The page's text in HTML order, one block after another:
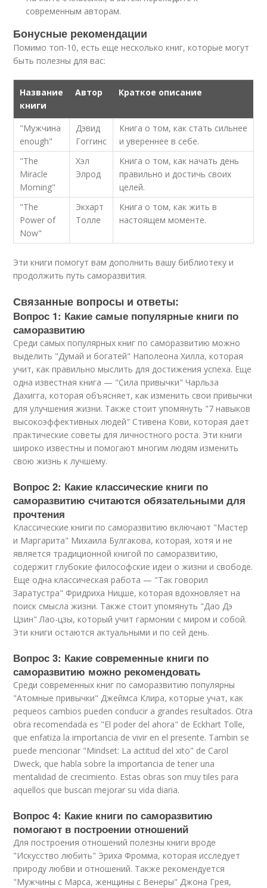
современным авторам.
Бонусные рекомендации
Помимо топ-10, есть еще несколько книг, которые могут
быть полезны для вас:
Название
книги
Автор Краткое описание
"Мужчина
enough"
Дэвид
Гоггинс
Книга о том, как стать сильнее
и увереннее в себе.
"The
Miracle
Morning"
Хэл
Элрод
Книга о том, как начать день
правильно и достичь своих
целей.
"The
Power of
Now"
Экхарт
Толле
Книга о том, как жить в
настоящем моменте.
Эти книги помогут вам дополнить вашу библиотеку и
продолжить путь саморазвития.
Связанные вопросы и ответы:
Вопрос 1: Какие самые популярные книги по
саморазвитию
Среди самых популярных книг по саморазвитию можно
выделить "Думай и богатей" Наполеона Хилла, которая
учит, как правильно мыслить для достижения успеха. Еще
одна известная книга — "Сила привычки" Чарльза
Дахигга, которая объясняет, как изменить свои привычки
для улучшения жизни. Также стоит упомянуть "7 навыков
высокоэффективных людей" Стивена Кови, которая дает
практические советы для личностного роста. Эти книги
широко известны и помогают многим людям изменить
свою жизнь к лучшему.
Вопрос 2: Какие классические книги по
саморазвитию считаются обязательными для
прочтения
Классические книги по саморазвитию включают "Мастер
и Маргарита" Михаила Булгакова, которая, хотя и не
является традиционной книгой по саморазвитию,
содержит глубокие философские идеи о жизни и свободе.
Еще одна классическая работа — "Так говорил
Заратустра" Фридриха Ницше, которая вдохновляет на
поиск смысла жизни. Также стоит упомянуть "Дао Дэ
Цзин" Лао-цзы, который учит гармонии с миром и собой.
Эти книги остаются актуальными и по сей день.
Вопрос 3: Какие современные книги по
саморазвитию можно рекомендовать
Среди современных книг по саморазвитию популярны
"Атомные привычки" Джеймса Клира, которые учат, как
pequeos cambios pueden conducir a grandes resultados. Otra
obra recomendada es "El poder del ahora" de Eckhart Tolle,
que enfatiza la importancia de vivir en el presente. Tambin se
puede mencionar "Mindset: La actitud del xito" de Carol
Dweck, que habla sobre la importancia de tener una
mentalidad de crecimiento. Estas obras son muy tiles para
aquellos que buscan mejorar su vida diaria.
Вопрос 4: Какие книги по саморазвитию
помогают в построении отношений
Для построения отношений полезны книги вроде
"Искусство любить" Эриха Фромма, которая исследует
природу любви и отношений. Также рекомендуется
"Мужчины с Марса, женщины с Венеры" Джона Грея,